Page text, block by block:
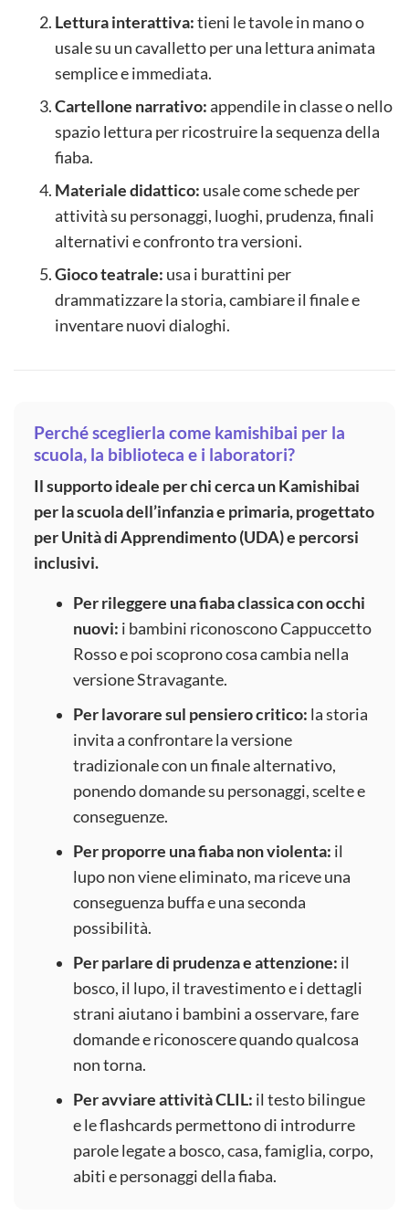
Lettura interattiva:tieni le tavole in mano o
usale su un cavalletto per una lettura animata
semplice e immediata.
Cartellone narrativo:appendile in classe o nello
spazio lettura per ricostruire la sequenza della
fiaba.
Materiale didattico: usale come schede per
attività su personaggi, luoghi, prudenza, finali
alternativi e confronto tra versioni.
Gioco teatrale: usa i burattini per
drammatizzare la storia, cambiare il finale e
inventare nuovi dialoghi.
Perché sceglierla come kamishibai per la
scuola, la biblioteca e i laboratori?
Il supporto ideale per chi cerca un Kamishibai
per la scuola dell’infanzia e primaria, progettato
per Unità di Apprendimento (UDA) e percorsi
inclusivi.
Per rileggere una fiaba classica con occhi
nuovi: i bambini riconoscono Cappuccetto
Rosso e poi scoprono cosa cambia nella
versione Stravagante.
Per lavorare sul pensiero critico: la storia
invita a confrontare la versione
tradizionale con un finale alternativo,
ponendo domande su personaggi, scelte e
conseguenze.
Per proporre una fiaba non violenta: il
lupo non viene eliminato, ma riceve una
conseguenza buffa e una seconda
possibilità.
Per parlare di prudenza e attenzione: il
bosco, il lupo, il travestimento e i dettagli
strani aiutano i bambini a osservare, fare
domande e riconoscere quando qualcosa
non torna.
Per avviare attività CLIL: il testo bilingue
e le flashcards permettono di introdurre
parole legate a bosco, casa, famiglia, corpo,
abiti e personaggi della fiaba.